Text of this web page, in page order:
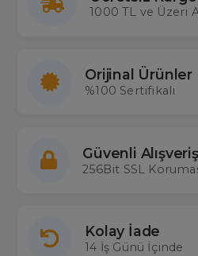
1000 TL ve Üzeri
Orijinal Ürünler
%100 Sertifikalı
Güvenli Alışveriş
256Bit SSL
Kolay İade
14 İş Günü İçinde